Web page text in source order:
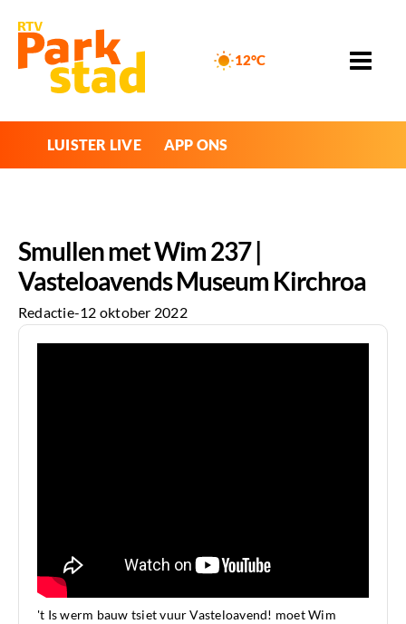
12°C
LUISTER LIVE APP ONS
Smullen met Wim 237 |
Vasteloavends Museum Kirchroa
Redactie-12 oktober 2022
't Is werm bauw tsiet vuur Vasteloavend! moet Wim